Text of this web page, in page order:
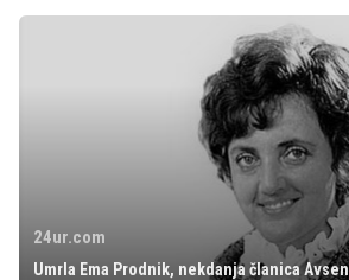
24ur.com
Umrla Ema Prodnik, nekdanja članica